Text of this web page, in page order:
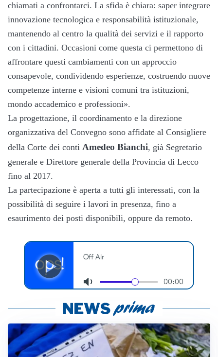
chiamati a confrontarci. La sfida è chiara: saper integrare
innovazione tecnologica e responsabilità istituzionale,
mantenendo al centro la qualità dei servizi e il rapporto
con i cittadini. Occasioni come questa ci permettono di
affrontare questi cambiamenti con un approccio
consapevole, condividendo esperienze, costruendo nuove
competenze interne e visioni comuni tra istituzioni,
mondo accademico e professioni».
La progettazione, il coordinamento e la direzione
organizzativa del Convegno sono affidate al Consigliere
della Corte dei conti Amedeo Bianchi, già Segretario
generale e Direttore generale della Provincia di Lecco
fino al 2017.
La partecipazione è aperta a tutti gli interessati, con la
possibilità di seguire i lavori in presenza, fino a
esaurimento dei posti disponibili, oppure da remoto.